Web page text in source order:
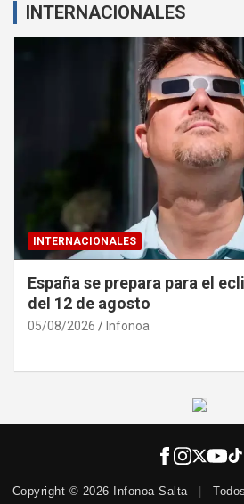
INTERNACIONALES
INTERNACIONALES
España se prepara para el
del 12 de agosto
05/08/2026 Infonoa
Copyright © 2026 Infonoa Salta